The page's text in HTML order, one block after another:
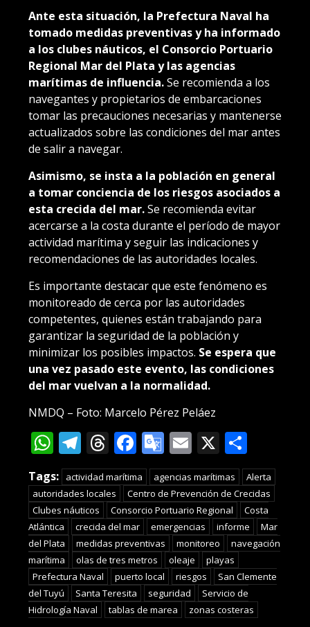
Ante esta situación, la Prefectura Naval ha
tomado medidas preventivas y ha informado
a los clubes náuticos, el Consorcio Portuario
Regional Mar del Plata y las agencias
marítimas de influencia.Se recomienda a los
navegantes y propietarios de embarcaciones
tomar las precauciones necesarias y mantenerse
actualizados sobre las condiciones del mar antes
de salir a navegar.
Asimismo, se insta a la población en general
a tomar conciencia de los riesgos asociados a
esta crecida del mar.Se recomienda evitar
acercarse a la costa durante el período de mayor
actividad marítima y seguir las indicaciones y
recomendaciones de las autoridades locales.
Es importante destacar que este fenómeno es
monitoreado de cerca por las autoridades
competentes, quienes están trabajando para
garantizar la seguridad de la población y
minimizar los posibles impactos. Se espera que
una vez pasado este evento, las condiciones
del mar vuelvan a la normalidad.
NMDQ – Foto: Marcelo Pérez Peláez
WhatsApp
Telegram
Threads
Facebook
Google
Translate
Email
X
Tags: actividad marítima agencias marítimas
Alerta
autoridades locales
Centro de Prevención de Crecidas
Clubes náuticos
Consorcio Portuario Regional
Costa
Atlántica
crecida del mar emergencias informe
Mar
del Plata
medidas preventivas monitoreo
navegación
marítima
olas de tres metros oleaje
playas
Prefectura Naval
puerto local riesgos
San Clemente
del Tuyú
Santa Teresita seguridad
Servicio de
Hidrología Naval
tablas de marea zonas costeras